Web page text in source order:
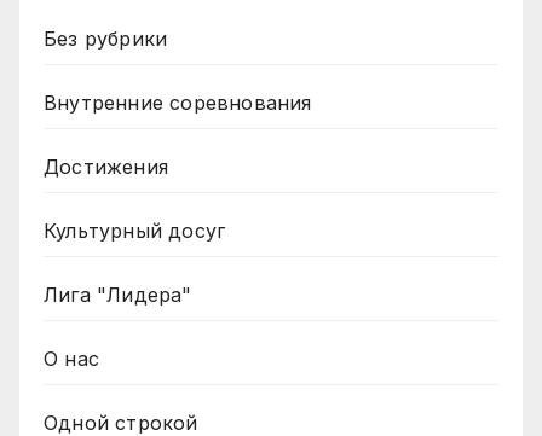
Без рубрики
Внутренние соревнования
Достижения
Культурный досуг
Лига "Лидера"
О нас
Одной строкой